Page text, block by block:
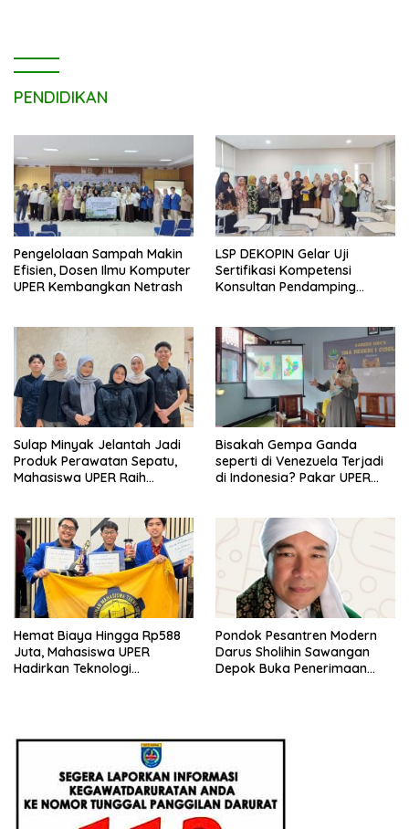
PENDIDIKAN
Pengelolaan Sampah Makin
Efisien, Dosen Ilmu Komputer
UPER Kembangkan Netrash
LSP DEKOPIN Gelar Uji
Sertifikasi Kompetensi
Konsultan Pendamping
Sulap Minyak Jelantah Jadi
Produk Perawatan Sepatu,
Mahasiswa UPER Raih
Bisakah Gempa Ganda
seperti di Venezuela Terjadi
di Indonesia? Pakar UPER
Hemat Biaya Hingga Rp588
Juta, Mahasiswa UPER
Hadirkan Teknologi
Pondok Pesantren Modern
Darus Sholihin Sawangan
Depok Buka Penerimaan